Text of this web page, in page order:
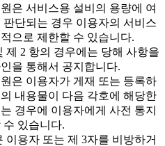
은 서비스용 설비의 용량에 여
판단되는 경우 이용자의 서비스
으로 제한할 수 있습니다.
제 2 항의 경우에는 당해 사항을
을 통해서 공지합니다.
은 이용자가 게재 또는 등록하
내용물이 다음 각호에 해당한
경우에 이용자에게 사전 통지
수 있습니다.
이용자 또는 제 3자를 비방하거